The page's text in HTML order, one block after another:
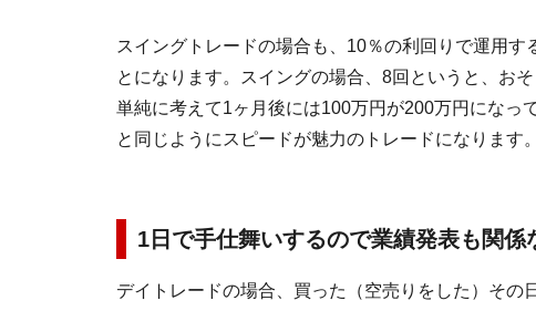
スイングトレードの場合も、10％の利回りで運用
とになります。スイングの場合、8回というと、お
単純に考えて1ヶ月後には100万円が200万円になっ
と同じようにスピードが魅力のトレードになります。
1日で手仕舞いするので業績発表も関係
デイトレードの場合、買った（空売りをした）そ